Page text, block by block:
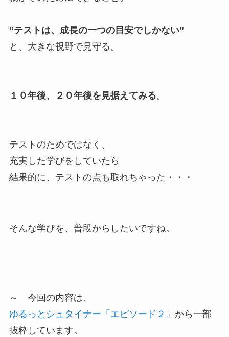
“テストは、成長の一つの目安でしかない”
と、大きな視野で見守る。
１０年後、２０年後を見据えてみる。
テストのためではなく、
充実した学びをしていたら
結果的に、テストの点も取れちゃった・・・
そんな学びを、普段からしたいですね。
～ 今回の内容は、
ゆるっとシュタイナー「エピソード２」 から一部
抜粋しています。